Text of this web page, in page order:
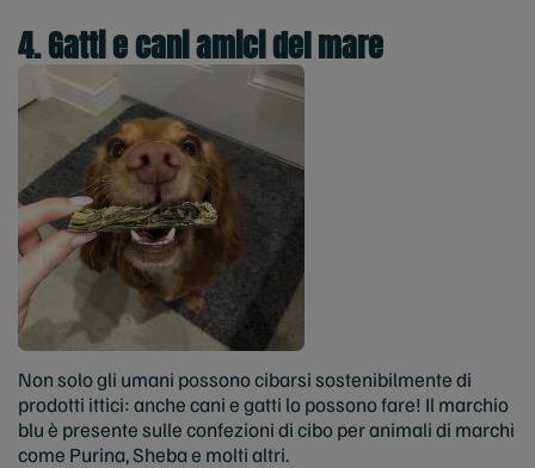
4. Gatti e cani amici del mare
Non solo gli umani possono cibarsi sostenibilmente di
prodotti ittici: anche cani e gatti lo possono fare! Il marchio
blu è presente sulle confezioni di cibo per animali di marchi
come Purina, Sheba e molti altri.